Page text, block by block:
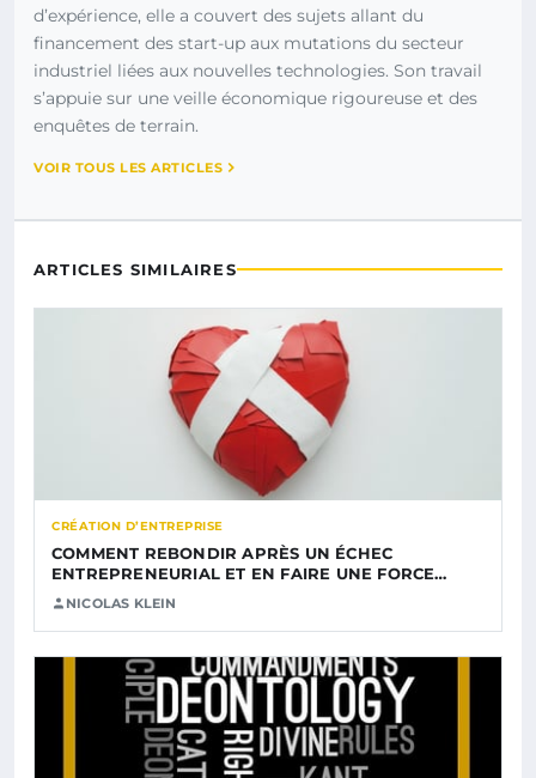
d’expérience, elle a couvert des sujets allant du
financement des start-up aux mutations du secteur
industriel liées aux nouvelles technologies. Son travail
s’appuie sur une veille économique rigoureuse et des
enquêtes de terrain.
VOIR TOUS LES ARTICLES
ARTICLES SIMILAIRES
CRÉATION D’ENTREPRISE
COMMENT REBONDIR APRÈS UN ÉCHEC
ENTREPRENEURIAL ET EN FAIRE UNE FORCE…
NICOLAS KLEIN